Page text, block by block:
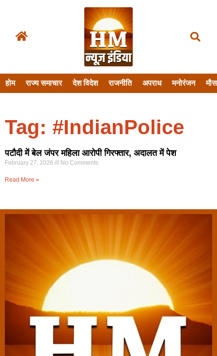
होम राज्य समाचार देश विदेश राजनीति अपराध मनोरंजन
Tag: #IndianPolice
पटौदी में बेल जंपर महिला आरोपी गिरफ्तार, अदालत में पेश
February 27, 2026 No Comments
Read More »